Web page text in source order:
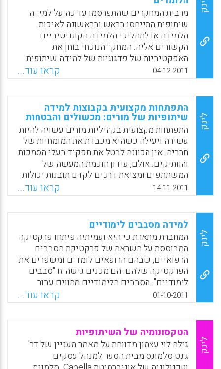
ההערות והשיתוף בהן ( Valtonen, T.; Havu-
Nuutinen, S.; Dillon, P.; Vesisenaho, M ).
WhatsApp
Facebook
Email
X
לינק
מרבית המחקרים שהתפרסמו עד כה על למידה
שיתופית התייחסו בראש ובראשונה לאיכות
הלמידה או לתהליכי הלמידה הקוגניטיביים
הקשורים אליה. המחקר הנוכחי בוחן את
האפקטיביות של פדגוגיות של למידה שיתופית
מנקודת המבט של הסטודנטים. קיימת היסטוריה
עשירה של מחקרים לגבי למידה שיתופית
המציגה את האפקטיביות בעקבות הגברת מעורבות
הלומד בתהליכי הלמידה. אולם הממצאים
מהמחקר הנוכחי מטילים ספק לגבי היישום
היעיל של הפדגוגיות השיתופיות. בעוד שיתוף
פעולה היה חלק מחוויות למידה שדורגו גבוה מאוד
במחקרי חינוך, פדגוגיות אלה תוארו במחקר
הנוכחי מבחינת הלומדים כבלתי יעילות. במחקר
דווח על גורמי מפתח שהסטודנטים רואים אותם
כמקושרים ורלבנטיים לשיתוף פעולה אפקטיבי (
Osman, Gihan; Duffy, Thomas M.; Chang, Ju-
WhatsApp
Facebook
Email
X
04-12-2011 קראו עוד...
לינק
התפתחות מקצועית בקבוצות למידה
שיתופיות של מורים: מכשולים והבטחות
התפתחות מקצועית בקהיליות מורים עשויה להיות
עשירה ויעילה כשהיא מכבדת את המומחיות של
חבריה. אין הכוונה לבטל את תפקיד בעלי הסמכות
והוותיקים. אולם, עידון חוכמת המעשה של
המשתתפים ומציאת דרכים לקדם תובנות יכולות
להוות משאבי למידה חשובים. הדגם השיתופי
המוצע יכול להוות אמצעי למורים לשוחח על מה
ש"מצליח" בעבודתם ובתהליך זה להיות מעורבים
בדיון רפלקטיבי עם עמיתים על גישותיהם. זהו
דגם העומד בניגוד לדגמי ההתפתחות המקצועית
השכיחים של הצגת/העברת/מסירת מידע ע"י
מומחים למשתתפים. עם זאת, כאמור, התפתחות
מקצועית יעילה אינה חילופי רעיונות מקרית ע"י
מורים. היא דורשת תשומת לב למאפיינים רבים
שהוצגו במפורט במאמר זה ( Stanley, A.M) .
WhatsApp
Facebook
Email
X
14-11-2011 קראו עוד...
לינק
למידה מסבבים לימודיים
המחברת מתארת כי היא ועמיתיה פיתחו פרקטיקה
המבוססת על השראה של פרקטיקת הסבבים
הרפואיים, שבהם הרופאים לומדים ומשפרים את
הפרקטיקה שלהם. הם מכנים גישה זו "סבבים
לימודיים". הסבבים הלימודיים מהווים עבור
מחנכים דרך לעבוד יחד כדי לשפר את ההוראה.
הפרקטיקה משלבת שלושה אלמנטים נפוצים
לשיפור: תצפית בכיתה, אסטרטגיית שיפור, ורשת
של מחנכים. הסבבים הלימודיים הם תהליך של
חקירה. האנשים המבצעים סבבים אמורים ללמוד
משהו בעצמם (City, Elizabeth A. , 2011).
01-10-2011 קראו עוד...
לינק
הטקסונומיה של השיתופיות
גילה לוי עצמון מדווחת על מאמר מעניין של דר'
ג'נט סלמונס מבית הספר למנהל עסקים